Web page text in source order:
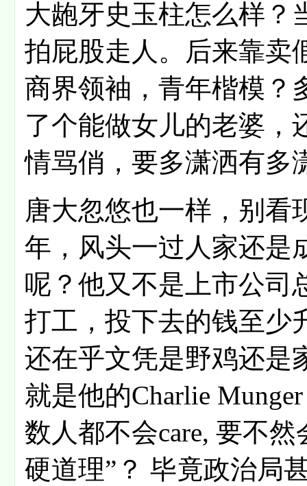
大龅牙史玉柱怎么样？
拍屁股走人。后来靠卖
商界领袖，青年楷模？
了个能做女儿的老婆，
情骂俏，要多潇洒有多
唐大忽悠也一样，别看
年，风头一过人家还是
呢？他又不是上市公司
打工，投下去的钱至少
还在乎文凭是野鸡还是
就是他的Charlie
数人都不会care, 要不
硬道理”？ 毕竟政治局